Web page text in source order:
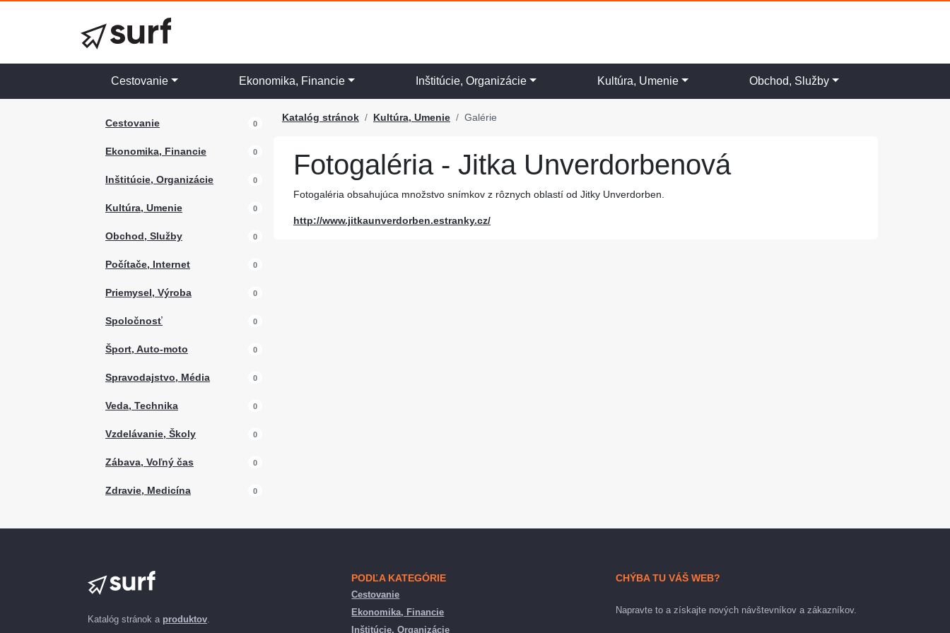
Cestovanie Ekonomika, Financie Inštitúcie, Organizácie Kultúra, Umenie Obchod, Služby
Cestovanie 0
Ekonomika, Financie 0
Inštitúcie, Organizácie 0
Kultúra, Umenie 0
Obchod, Služby 0
Počítače, Internet 0
Priemysel, Výroba 0
Spoločnosť 0
Šport, Auto-moto 0
Spravodajstvo, Média 0
Veda, Technika 0
Vzdelávanie, Školy 0
Zábava, Voľný čas 0
Zdravie, Medicína 0
Katalóg stránok Kultúra, Umenie Galérie
Fotogaléria - Jitka Unverdorbenová
Fotogaléria obsahujúca množstvo snímkov z rôznych oblastí od Jitky Unverdorben.
http://www.jitkaunverdorben.estranky.cz/
Katalóg stránok a produktov.
PODĽA KATEGÓRIE
Cestovanie
Ekonomika, Financie
Inštitúcie, Organizácie
CHÝBA TU VÁŠ WEB?
Napravte to a získajte nových návštevníkov a zákazníkov.